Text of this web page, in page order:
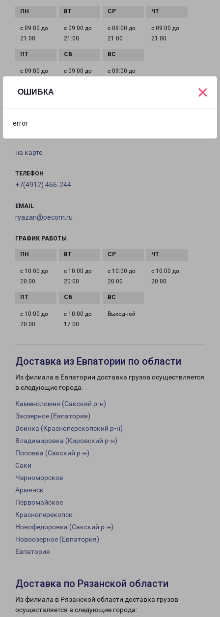
ОШИБКА
error
×
с 09:00 до
21:00
с 09:00 до
21:00
с 09:00 до
21:00
с 09:00 до
21:00
с 09:00 до
с 09:00 до
с 09:00 до
на карте
ТЕЛЕФОН
+7(4912) 466-244
EMAIL
ryazan@pecom.ru
ГРАФИК РАБОТЫ
с 10:00 до
20:00
с 10:00 до
20:00
с 10:00 до
20:00
с 10:00 до
20:00
с 10:00 до
20:00
с 10:00 до
17:00
Выходной
Доставка из Евпатории по области
Из филиала в Евпатории доставка грузов осуществляется
в следующие города:
Каменоломня (Сакский р-н)
Заозерное (Евпатория)
Воинка (Красноперекопский р-н)
Владимировка (Кировский р-н)
Поповка (Сакский р-н)
Саки
Черноморское
Армянск
Первомайское
Красноперекопск
Новофедоровка (Сакский р-н)
Новоозерное (Евпатория)
Евпатория
Доставка по Рязанской области
Из филиала в Рязанской области доставка грузов
осуществляется в следующие города: